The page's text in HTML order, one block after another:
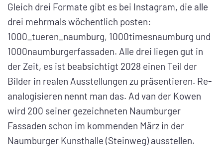
Gleich drei Formate gibt es bei Instagram, die alle
drei mehrmals wöchentlich posten:
1000_tueren_naumburg, 1000timesnaumburg und
1000naumburgerfassaden. Alle drei liegen gut in
der Zeit, es ist beabsichtigt 2028 einen Teil der
Bilder in realen Ausstellungen zu präsentieren. Re-
analogisieren nennt man das. Ad van der Kowen
wird 200 seiner gezeichneten Naumburger
Fassaden schon im kommenden März in der
Naumburger Kunsthalle (Steinweg) ausstellen.